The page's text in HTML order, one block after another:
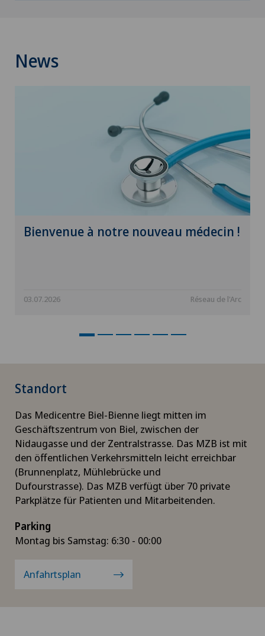
News
Bienvenue à notre nouveau médecin !
03.07.2026 Réseau de l'Arc
Standort
Das Medicentre Biel-Bienne liegt mitten im
Geschäftszentrum von Biel, zwischen der
Nidaugasse und der Zentralstrasse. Das MZB ist mit
den öffentlichen Verkehrsmitteln leicht erreichbar
(Brunnenplatz, Mühlebrücke und
Dufourstrasse). Das MZB verfügt über 70 private
Parkplätze für Patienten und Mitarbeitenden.
Parking
Montag bis Samstag: 6:30 - 00:00
Anfahrtsplan